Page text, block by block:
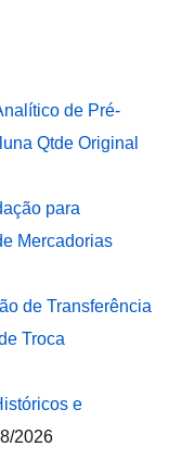
de Pré-
Qtde Original
para
Mercadorias
de Transferência
Troca
e
2026